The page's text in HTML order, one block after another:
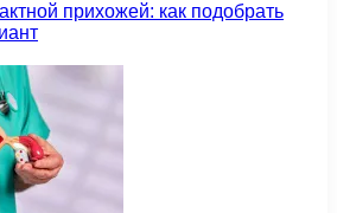
прихожей: как подобрать